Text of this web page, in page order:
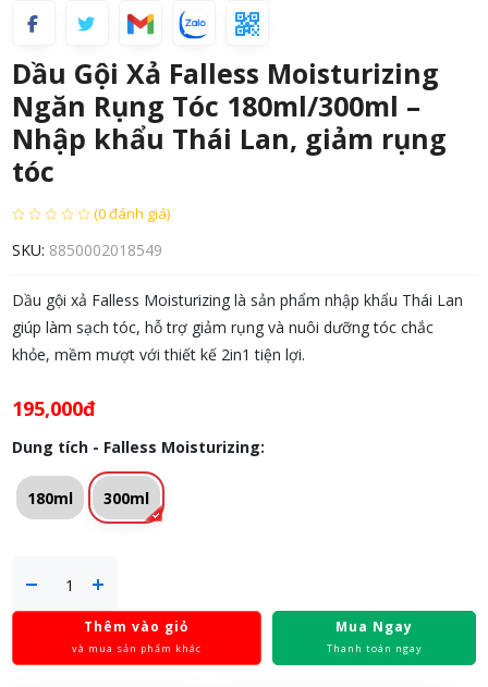
Dầu Gội Xả Falless Moisturizing
Ngăn Rụng Tóc 180ml/300ml –
Nhập khẩu Thái Lan, giảm rụng
tóc
(0 đánh giá)
SKU: 8850002018549
Dầu gội xả Falless Moisturizing là sản phẩm nhập khẩu Thái Lan
giúp làm sạch tóc, hỗ trợ giảm rụng và nuôi dưỡng tóc chắc
khỏe, mềm mượt với thiết kế 2in1 tiện lợi.
195,000đ
Dung tích - Falless Moisturizing:
180ml 300ml
Thêm vào giỏ
và mua sản phẩm khác
Mua Ngay
Thanh toán ngay